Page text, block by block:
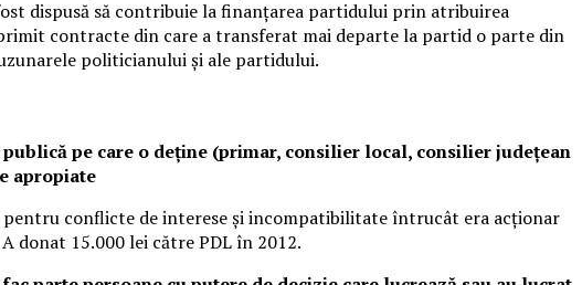
dispusă să contribuie la finanțarea partidului prin atribuirea
contracte din care a transferat mai departe la partid o parte din
politicianului și ale partidului.
pe care o deține (primar, consilier local, consilier județean
apropiate
conflicte de interese și incompatibilitate întrucât era acționar
donat 15.000 lei către PDL în 2012.